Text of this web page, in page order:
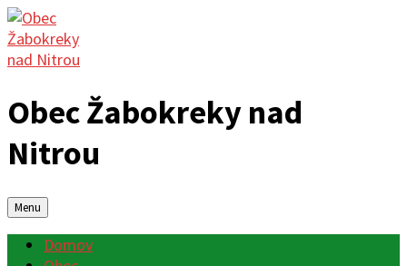
Obec Žabokreky nad
Nitrou
Menu
Domov